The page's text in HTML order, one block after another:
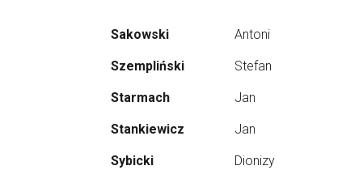
Sakowski Antoni
Szempliński Stefan
Starmach Jan
Stankiewicz Jan
Sybicki Dionizy